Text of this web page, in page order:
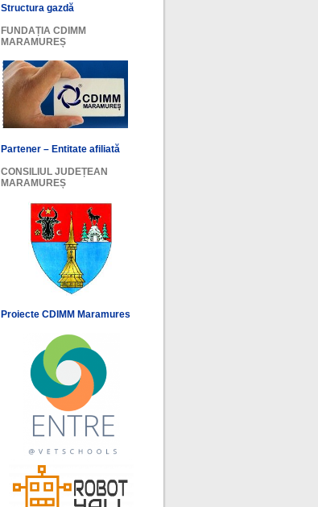
Structura gazdă
FUNDAȚIA CDIMM
MARAMUREȘ
Partener – Entitate afiliată
CONSILIUL JUDEȚEAN
MARAMUREȘ
Proiecte CDIMM Maramures